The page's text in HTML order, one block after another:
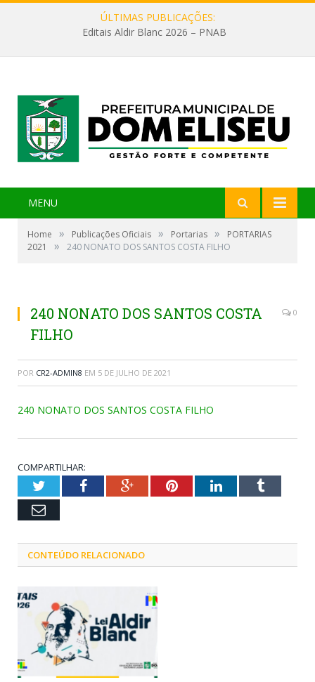
ÚLTIMAS PUBLICAÇÕES:
Editais Aldir Blanc 2026 – PNAB
MENU
Home » Publicações Oficiais » Portarias »
PORTARIAS
2021
» 240 NONATO DOS SANTOS COSTA FILHO
240 NONATO DOS SANTOS COSTA
FILHO
0
POR CR2-ADMIN8 EM 5 DE JULHO DE 2021
240 NONATO DOS SANTOS COSTA FILHO
COMPARTILHAR:
TwitterFacebookGoogle+PinterestLinkedInTumblr
Email
CONTEÚDO RELACIONADO